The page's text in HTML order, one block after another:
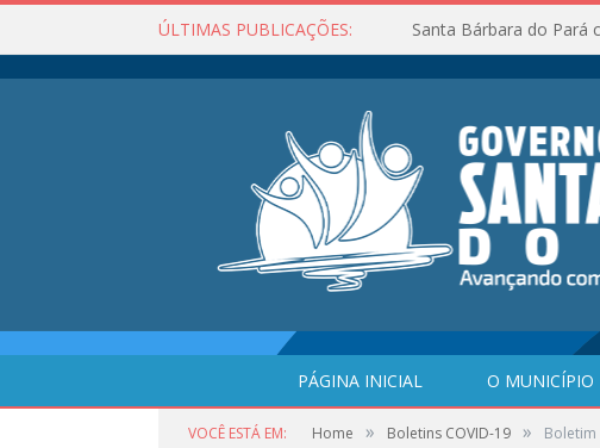
ÚLTIMAS PUBLICAÇÕES: Santa Bárbara do Pará
PÁGINA INICIAL O MUNICÍPIO
VOCÊ ESTÁ EM: Home » Boletins COVID-19 » Boletim